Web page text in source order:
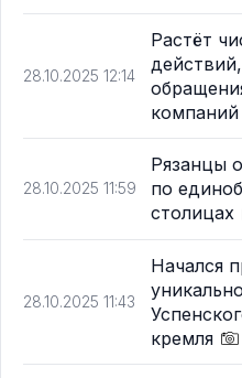
28.10.2025 12:14
Растёт
компаний
28.10.2025 11:59
Рязанцы
по
столицах
28.10.2025 11:43
Начался
кремля